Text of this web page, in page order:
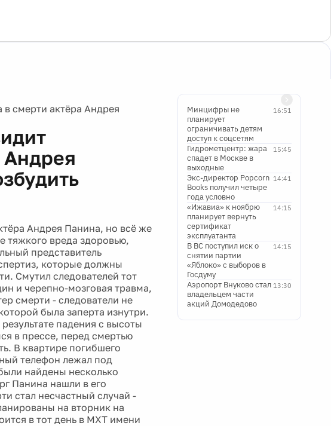
смерти актёра Андрея
Андрея
Андрея Панина, но всё же
тяжкого вреда здоровью,
представитель
которые должны
Смутил следователей тот
и черепно-мозговая травма,
смерти - следователи не
была заперта изнутри.
падения с высоты
в прессе, перед смертью
В квартире погибшего
телефон лежал под
найдены несколько
Панина нашли в его
стал несчастный случай -
на вторник на
в тот день в МХТ имени
16:51
Минцифры не
планирует
ограничивать детям
доступ к соцсетям
15:45
Гидрометцентр: жара
спадет в Москве в
выходные
14:41
Экс-директор Popcorn
Books получил четыре
года условно
14:15
«Ижавиа» к ноябрю
планирует вернуть
сертификат
эксплуатанта
14:15
В ВС поступил иск о
снятии партии
«Яблоко» с выборов в
Госдуму
13:30
Аэропорт Внуково стал
владельцем части
акций Домодедово